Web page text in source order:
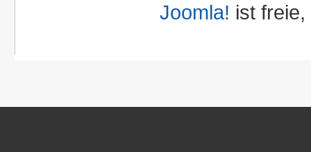
Joomla! ist